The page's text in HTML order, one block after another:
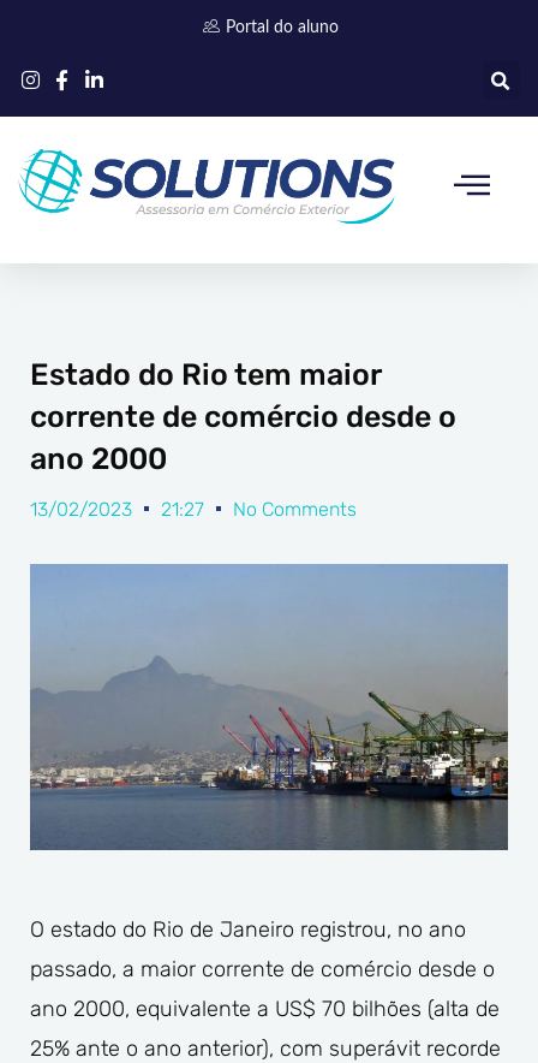
conteúdo
Portal do aluno
Estado do Rio tem maior
corrente de comércio desde o
ano 2000
13/02/2023 21:27 No Comments
O estado do Rio de Janeiro registrou, no ano
passado, a maior corrente de comércio desde o
ano 2000, equivalente a US$ 70 bilhões (alta de
25% ante o ano anterior), com superávit recorde